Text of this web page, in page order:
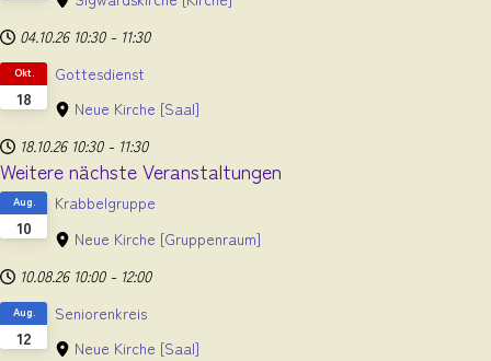
04.10.26 10:30 - 11:30
18
Okt.
Gottesdienst
Neue Kirche [Saal]
18.10.26 10:30 - 11:30
Weitere nächste Veranstaltungen
10
Aug.
Krabbelgruppe
Neue Kirche [Gruppenraum]
10.08.26 10:00 - 12:00
12
Aug.
Seniorenkreis
Neue Kirche [Saal]